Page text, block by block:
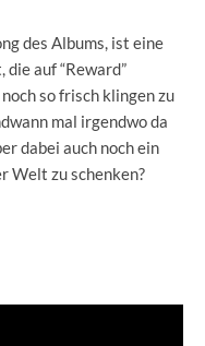
des Albums, ist eine
auf “Reward”
so frisch klingen zu
mal irgendwo da
dabei auch noch ein
Welt zu schenken?